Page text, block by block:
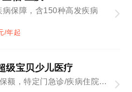
病保障，含150种高发疾病
/年起
级宝贝少儿医疗
400万保额，特定门急诊/疾病住院全覆盖